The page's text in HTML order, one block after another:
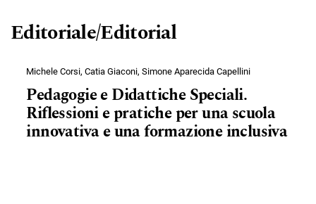
Editoriale/Editorial
Michele Corsi, Catia Giaconi, Simone Aparecida Capellini
Pedagogie e Didattiche Speciali.
Riflessioni e pratiche per una scuola
innovativa e una formazione inclusiva